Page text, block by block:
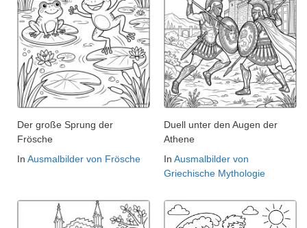
Der große Sprung der
Frösche
In Ausmalbilder von Frösche
Duell unter den Augen der
Athene
In Ausmalbilder von
Griechische Mythologie